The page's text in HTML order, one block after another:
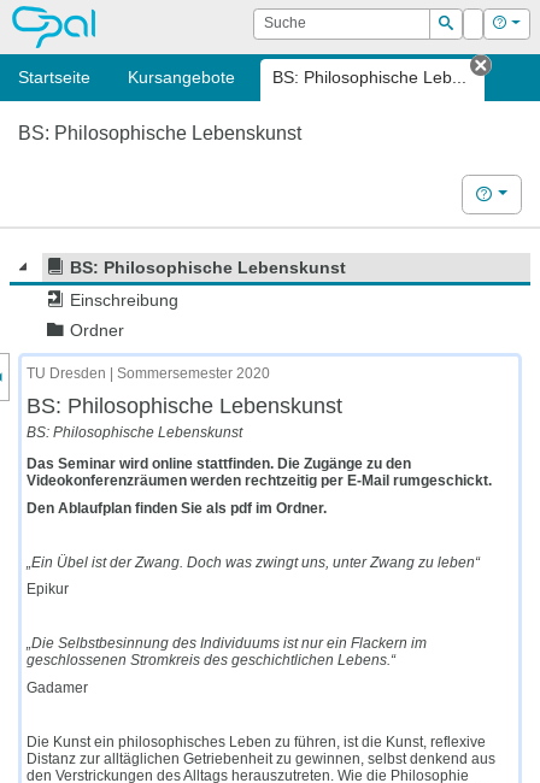
OPAL Suche
Suchen
Login Hilfe
Startseite Kursangebote BS: Philosophische Leb...
Tab
BS: Philosophische Lebenskunst
Hilfe
BS: Philosophische Lebenskunst
Einschreibung
Ordner
des Kursmenüs
TU Dresden | Sommersemester 2020
BS: Philosophische Lebenskunst
BS: Philosophische Lebenskunst
Das Seminar wird online stattfinden. Die Zugänge zu den
Videokonferenzräumen werden rechtzeitig per E-Mail rumgeschickt.
Den Ablaufplan finden Sie als pdf im Ordner.
„Ein Übel ist der Zwang. Doch was zwingt uns, unter Zwang zu leben“
Epikur
„Die Selbstbesinnung des Individuums ist nur ein Flackern im
geschlossenen Stromkreis des geschichtlichen Lebens.“
Gadamer
Die Kunst ein philosophisches Leben zu führen, ist die Kunst, reflexive
Distanz zur alltäglichen Getriebenheit zu gewinnen, selbst denkend aus
den Verstrickungen des Alltags herauszutreten. Wie die Philosophie